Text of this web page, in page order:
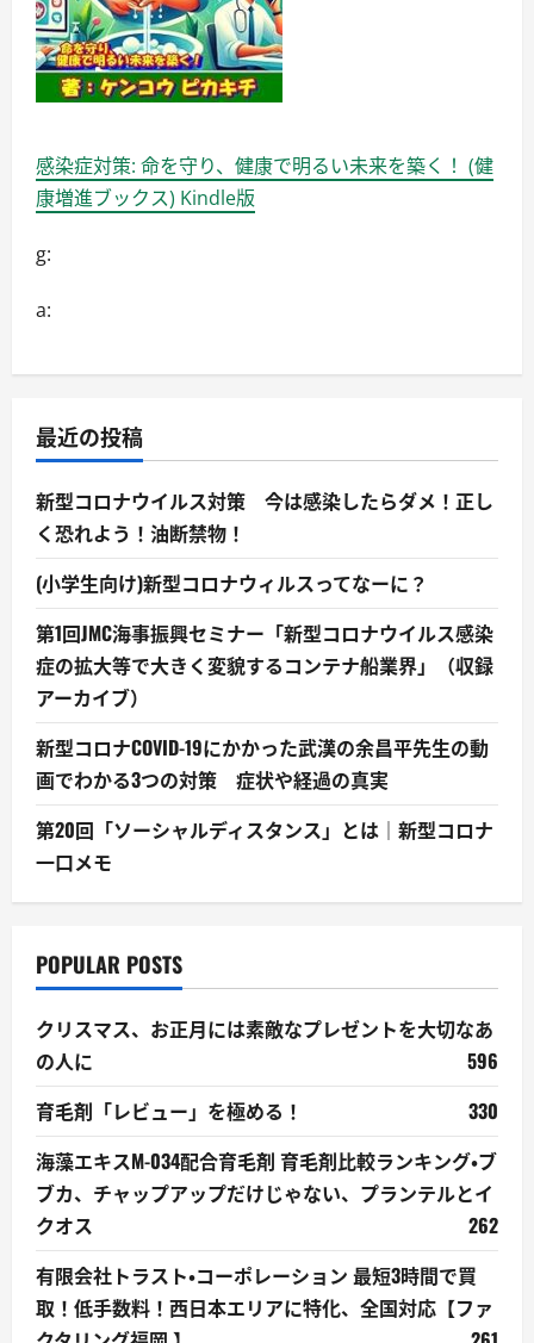
感染症対策: 命を守り、健康で明るい未来を築く！ (健
康増進ブックス) Kindle版
g:
a:
最近の投稿
新型コロナウイルス対策 今は感染したらダメ！正し
く恐れよう！油断禁物！
(小学生向け)新型コロナウィルスってなーに？
第1回JMC海事振興セミナー「新型コロナウイルス感染
症の拡大等で大きく変貌するコンテナ船業界」（収録
アーカイブ）
新型コロナCOVID-19にかかった武漢の余昌平先生の動
画でわかる3つの対策 症状や経過の真実
第20回「ソーシャルディスタンス」とは｜新型コロナ
一口メモ
POPULAR POSTS
クリスマス、お正月には素敵なプレゼントを大切なあ
の人に
596
育毛剤「レビュー」を極める！
330
海藻エキスM-034配合育毛剤 育毛剤比較ランキング・ブ
ブカ、チャップアップだけじゃない、プランテルとイ
クオス
262
有限会社トラスト・コーポレーション 最短3時間で買
取！低手数料！西日本エリアに特化、全国対応【ファ